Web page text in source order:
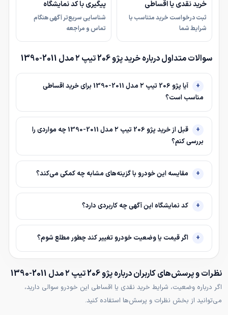
خرید نقدی یا اقساطی
ثبت درخواست خرید متناسب با
شرایط شما
پیگیری با کد نمایشگاه
شناسایی سریع‌تر آگهی هنگام
تماس و مراجعه
سوالات متداول درباره خرید پژو 206 تیپ ۲ مدل 2011-1390
آیا پژو 206 تیپ ۲ مدل 2011-1390 برای خرید اقساطی
مناسب است؟
قبل از خرید پژو 206 تیپ ۲ مدل 2011-1390 چه مواردی را
بررسی کنم؟
مقایسه این خودرو با گزینه‌های مشابه چه کمکی می‌کند؟
کد نمایشگاه این آگهی چه کاربردی دارد؟
اگر قیمت یا وضعیت خودرو تغییر کند چطور مطلع شوم؟
نظرات و پرسش‌های کاربران درباره پژو 206 تیپ ۲ مدل 2011-1390
اگر درباره وضعیت، شرایط خرید نقدی یا اقساطی این خودرو سوالی دارید،
می‌توانید از بخش نظرات و پرسش‌ها استفاده کنید.